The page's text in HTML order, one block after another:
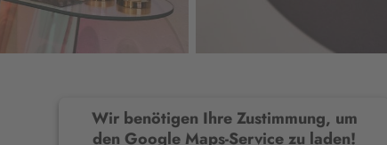
Wir benötigen Ihre Zustimmung, um
den Google Maps-Service zu laden!